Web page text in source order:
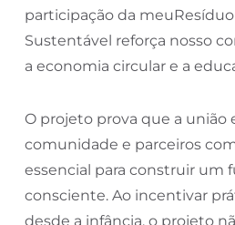
participação da meuResíduo
Sustentável reforça nosso
a economia circular e a
O projeto prova que a união
comunidade e parceiros
essencial para construir um
consciente. Ao incentivar
desde a infância, o projeto